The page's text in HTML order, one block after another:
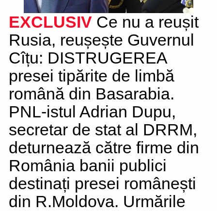
EXCLUSIV Ce nu a reușit
Rusia, reușește Guvernul
Cîțu: DISTRUGEREA
presei tipărite de limbă
română din Basarabia.
PNL-istul Adrian Dupu,
secretar de stat al DRRM,
deturnează către firme din
România banii publici
destinați presei românești
din R.Moldova. Urmările